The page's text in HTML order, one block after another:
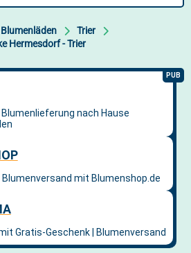
Blumenläden
Trier
Hermesdorf - Trier